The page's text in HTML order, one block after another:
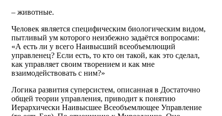
– животные.
Человек является специфическим биологическим видом,
пытливый ум которого неизбежно задаётся вопросами:
«А есть ли у всего Наивысший всеобъемлющий
управленец? Если есть, то кто он такой, как это сделал,
как управляет своим творением и как мне
взаимодействовать с ним?»
Логика развития суперсистем, описанная в Достаточно
общей теории управления, приводит к понятию
Иерархически Наивысшее Всеобъемлющее Управление